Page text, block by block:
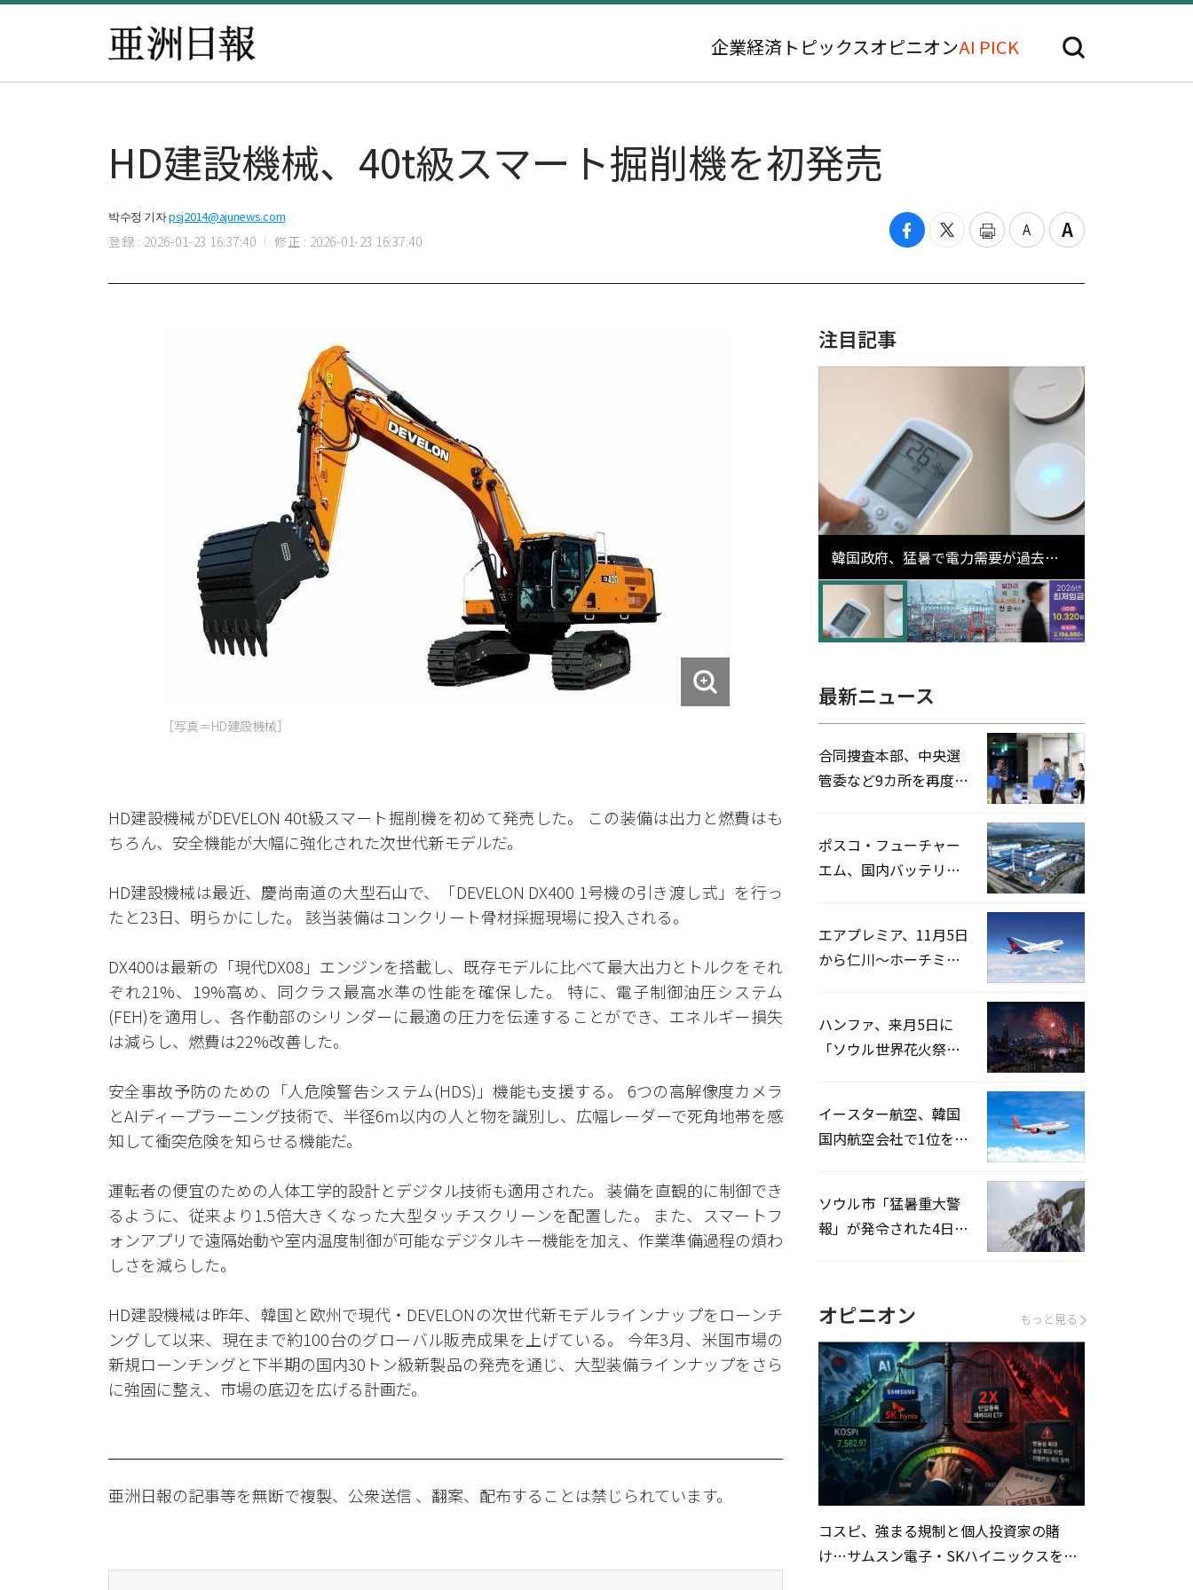
企業経済 トピックスオピニオンAI PICK
HD建設機械、40t級スマート掘削機を初発売
박수정 기자psj2014@ajunews.com
登録 : 2026-01-23 16:37:40 修正 : 2026-01-23 16:37:40
［写真＝HD建設機械］
HD建設機械がDEVELON 40t級スマート掘削機を初めて発売した。 この装備は出力と燃費はも
ちろん、安全機能が大幅に強化された次世代新モデルだ。
HD建設機械は最近、慶尚南道の大型石山で、「DEVELON DX400 1号機の引き渡し式」を行っ
たと23日、明らかにした。 該当装備はコンクリート骨材採掘現場に投入される。
DX400は最新の「現代DX08」エンジンを搭載し、既存モデルに比べて最大出力とトルクをそれ
ぞれ21%、19%高め、同クラス最高水準の性能を確保した。 特に、電子制御油圧システム
(FEH)を適用し、各作動部のシリンダーに最適の圧力を伝達することができ、エネルギー損失
は減らし、燃費は22%改善した。
安全事故予防のための「人危険警告システム(HDS)」機能も支援する。 6つの高解像度カメラ
とAIディープラーニング技術で、半径6m以内の人と物を識別し、広幅レーダーで死角地帯を感
知して衝突危険を知らせる機能だ。
運転者の便宜のための人体工学的設計とデジタル技術も適用された。 装備を直観的に制御でき
るように、従来より1.5倍大きくなった大型タッチスクリーンを配置した。 また、スマートフ
ォンアプリで遠隔始動や室内温度制御が可能なデジタルキー機能を加え、作業準備過程の煩わ
しさを減らした。
HD建設機械は昨年、韓国と欧州で現代・DEVELONの次世代新モデルラインナップをローンチ
ングして以来、現在まで約100台のグローバル販売成果を上げている。 今年3月、米国市場の
新規ローンチングと下半期の国内30トン級新製品の発売を通じ、大型装備ラインナップをさら
に強固に整え、市場の底辺を広げる計画だ。
亜洲日報の記事等を無断で複製、公衆送信 、翻案、配布することは禁じられています。
注目記事
韓国政府、猛暑で電力需要が過去最
高更新の可能性に需給対応体制を点
検
最新ニュース
合同捜査本部、中央選
管委など9カ所を再度家
ポスコ・フューチャー
エム、国内バッテリー
エアプレミア、11月5日
から仁川〜ホーチミン
ハンファ、来月5日に
「ソウル世界花火祭り
イースター航空、韓国
国内航空会社で1位を記
ソウル市「猛暑重大警
報」が発令された4日、
オピニオン もっと見る
コスピ、強まる規制と個人投資家の賭
け…サムスン電子・SKハイニックスを巡